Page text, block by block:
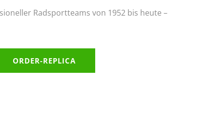
Radsportteams von 1952 bis heute –
ORDER-REPLICA